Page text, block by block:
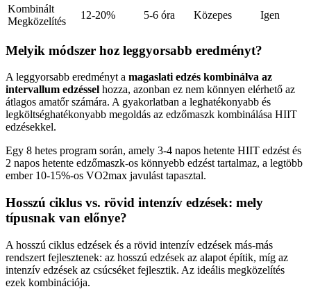
Kombinált
Megközelítés
12-20% 5-6 óra Közepes Igen
Melyik módszer hoz leggyorsabb eredményt?
A leggyorsabb eredményt a magaslati edzés kombinálva az
intervallum edzéssel hozza, azonban ez nem könnyen elérhető az
átlagos amatőr számára. A gyakorlatban a leghatékonyabb és
legköltséghatékonyabb megoldás az edzőmaszk kombinálása HIIT
edzésekkel.
Egy 8 hetes program során, amely 3-4 napos hetente HIIT edzést és
2 napos hetente edzőmaszk-os könnyebb edzést tartalmaz, a legtöbb
ember 10-15%-os VO2max javulást tapasztal.
Hosszú ciklus vs. rövid intenzív edzések: mely
típusnak van előnye?
A hosszú ciklus edzések és a rövid intenzív edzések más-más
rendszert fejlesztenek: az hosszú edzések az alapot építik, míg az
intenzív edzések az csúcséket fejlesztik. Az ideális megközelítés
ezek kombinációja.